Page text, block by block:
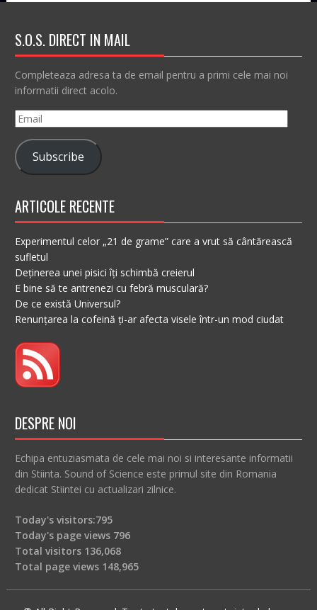
S.O.S. DIRECT IN MAIL
Completeaza adresa ta de email pentru a primi cele mai noi
informatii direct acolo.
Email
Subscribe
ARTICOLE RECENTE
Experimentul celor „21 de grame” care a vrut să cântărească
sufletul
Deținerea unei pisici îți schimbă creierul
E bine să te antrenezi cu febră musculară?
De ce există Universul?
Renunțarea la cofeină ți-ar afecta visele într-un mod ciudat
DESPRE NOI
Echipa entuziasmata de cele mai noi si interesante informatii
din Stiinta. Sound of Science este primul site din Romania
dedicat Stiintei cu actualizari zilnice.
Today's visitors:795
Today's page views 796
Total visitors 136,068
Total page views 148,965